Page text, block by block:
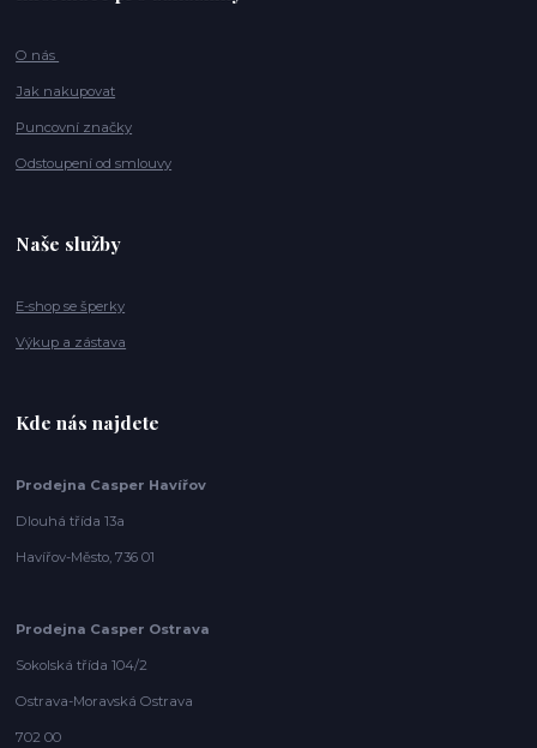
O nás
Jak nakupovat
Puncovní značky
Odstoupení od smlouvy
Naše služby
E-shop se šperky
Výkup a zástava
Kde nás najdete
Prodejna Casper Havířov
Dlouhá třída 13a
Havířov-Město, 736 01
Prodejna Casper Ostrava
Sokolská třída 104/2
Ostrava-Moravská Ostrava
702 00